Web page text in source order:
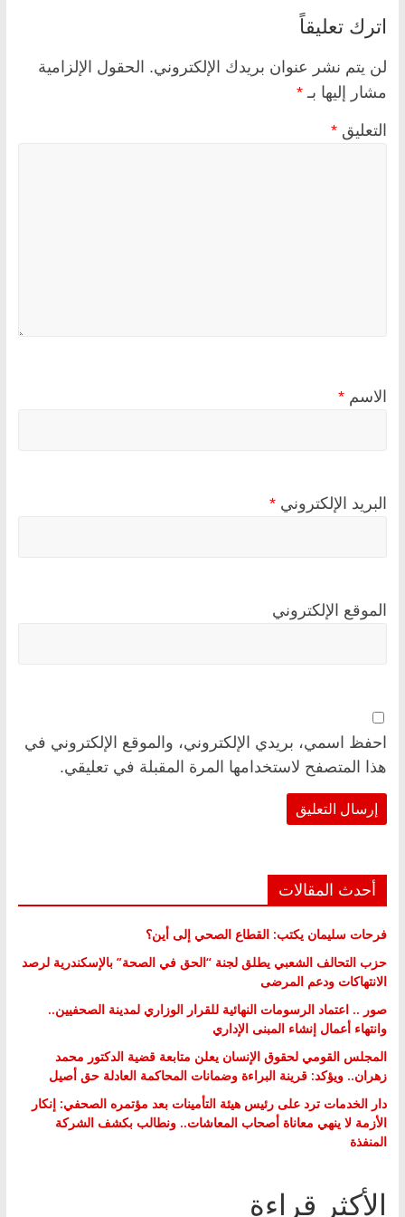
اترك تعليقاً
لن يتم نشر عنوان بريدك الإلكتروني. الحقول الإلزامية
مشار إليها بـ *
التعليق *
الاسم *
البريد الإلكتروني *
الموقع الإلكتروني
احفظ اسمي، بريدي الإلكتروني، والموقع الإلكتروني في
هذا المتصفح لاستخدامها المرة المقبلة في تعليقي.
أحدث المقالات
فرحات سليمان يكتب: القطاع الصحي إلى أين؟
حزب التحالف الشعبي يطلق لجنة “الحق في الصحة” بالإسكندرية لرصد
الانتهاكات ودعم المرضى
صور .. اعتماد الرسومات النهائية للقرار الوزاري لمدينة الصحفيين..
وانتهاء أعمال إنشاء المبنى الإداري
المجلس القومي لحقوق الإنسان يعلن متابعة قضية الدكتور محمد
زهران.. ويؤكد: قرينة البراءة وضمانات المحاكمة العادلة حق أصيل
دار الخدمات ترد على رئيس هيئة التأمينات بعد مؤتمره الصحفي: إنكار
الأزمة لا ينهي معاناة أصحاب المعاشات.. ونطالب بكشف الشركة
المنفذة
الأكثر قراءة